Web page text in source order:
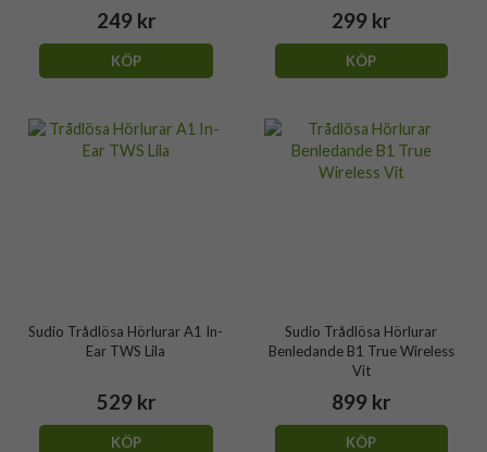
249 kr
KÖP
299 kr
KÖP
Sudio Trådlösa Hörlurar A1 In-
Ear TWS Lila
529 kr
KÖP
Sudio Trådlösa Hörlurar
Benledande B1 True Wireless
Vit
899 kr
KÖP